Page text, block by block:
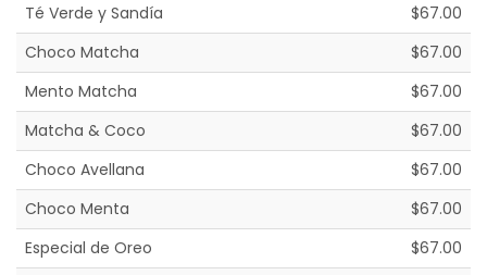
Té Verde y Sandía
$67.00
Choco Matcha
$67.00
Mento Matcha
$67.00
Matcha & Coco
$67.00
Choco Avellana
$67.00
Choco Menta
$67.00
Especial de Oreo
$67.00